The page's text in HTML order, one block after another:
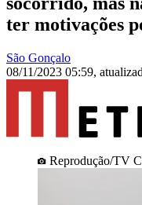
ter motivações
São Gonçalo
08/11/2023 05:59,
Reprodução/TV